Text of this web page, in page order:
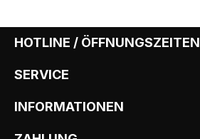
HOTLINE / ÖFFNUNGSZEITEN
SERVICE
INFORMATIONEN